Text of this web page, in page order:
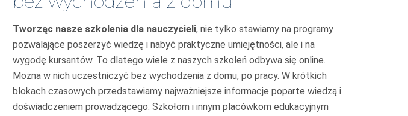
Tworząc nasze szkolenia dla nauczycieli, nie tylko stawiamy na programy
pozwalające poszerzyć wiedzę i nabyć praktyczne umiejętności, ale i na
wygodę kursantów. To dlatego wiele z naszych szkoleń odbywa się online.
Można w nich uczestniczyć bez wychodzenia z domu, po pracy. W krótkich
blokach czasowych przedstawiamy najważniejsze informacje poparte wiedzą i
doświadczeniem prowadzącego. Szkołom i innym placówkom edukacyjnym